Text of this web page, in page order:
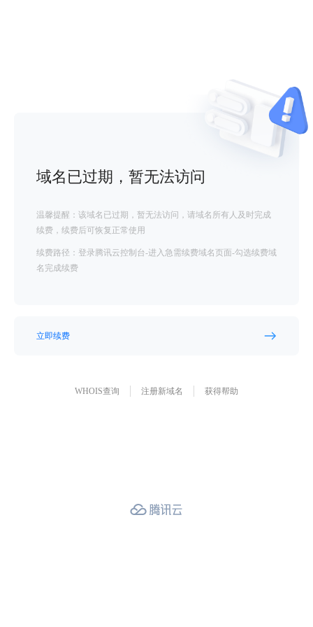
域名已过期，暂无法访问
温馨提醒：该域名已过期，暂无法访问，请域名所有人及时完成
续费，续费后可恢复正常使用
续费路径：登录腾讯云控制台-进入急需续费域名页面-勾选续费域
名完成续费
立即续费
WHOIS查询 注册新域名 获得帮助